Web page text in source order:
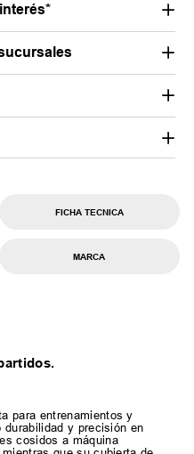
FICHA TECNICA
MARCA
para entrenamientos y
y precisión en
cosidos a máquina